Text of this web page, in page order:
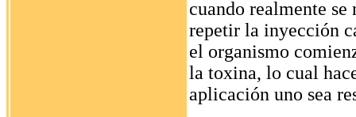
cuando realmente se
repetir la inyección
el organismo
la toxina, lo cual
aplicación uno sea